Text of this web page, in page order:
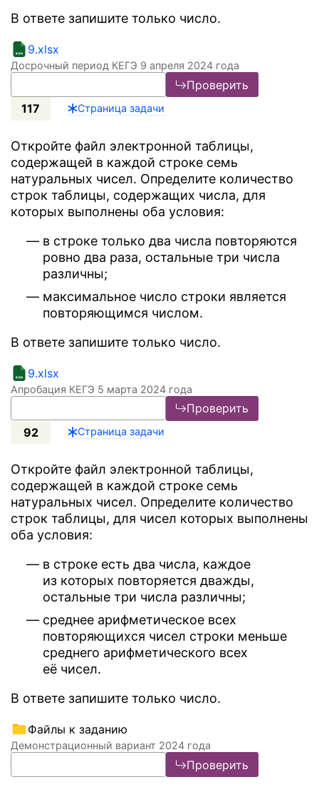
В ответе запишите только число.
9.xlsx
Досрочный период КЕГЭ 9 апреля 2024 года
Проверить
117
Откройте файл электронной таблицы,
содержащей в каждой строке семь
натуральных чисел. Определите количество
строк таблицы, содержащих числа, для
которых выполнены оба условия:
в строке только два числа повторяются
ровно два раза, остальные три числа
различны;
максимальное число строки является
повторяющимся числом.
В ответе запишите только число.
9.xlsx
Апробация КЕГЭ 5 марта 2024 года
Проверить
Страница задачи
92
Откройте файл электронной таблицы,
содержащей в каждой строке семь
натуральных чисел. Определите количество
строк таблицы, для чисел которых выполнены
оба условия:
в строке есть два числа, каждое
из которых повторяется дважды,
остальные три числа различны;
среднее арифметическое всех
повторяющихся чисел строки меньше
среднего арифметического всех
её чисел.
В ответе запишите только число.
Файлы к заданию
Демонстрационный вариант 2024 года
Проверить
Страница задачи